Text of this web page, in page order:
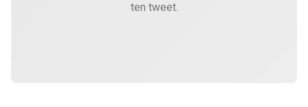
ten tweet.